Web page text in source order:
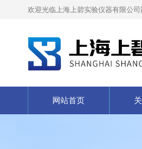
欢迎光临上海上碧实验仪器有限公司
网站首页